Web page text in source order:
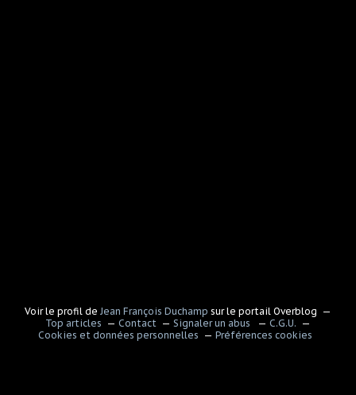
Voir le profil de Jean François Duchamp sur le portail Overblog
Top articles
Contact Signaler un abus
C.G.U.
Cookies et données personnelles
Préférences cookies